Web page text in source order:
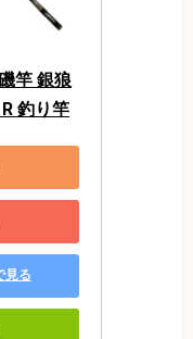
竿 銀狼
釣り竿
見る